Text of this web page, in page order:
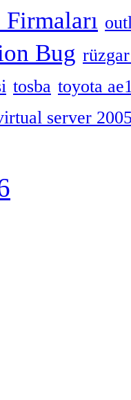
Bug
tosba toyota
server